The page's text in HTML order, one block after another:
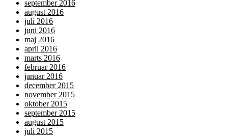
september 2016
august 2016
juli 2016
juni 2016
maj 2016
april 2016
marts 2016
februar 2016
januar 2016
december 2015
november 2015
oktober 2015
september 2015
august 2015
juli 2015